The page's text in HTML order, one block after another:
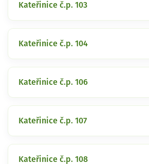
Kateřinice č.p. 103
Kateřinice č.p. 104
Kateřinice č.p. 106
Kateřinice č.p. 107
Kateřinice č.p. 108